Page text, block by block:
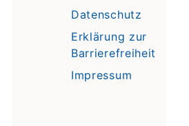
Datenschutz
Erklärung zur
Barrierefreiheit
Impressum